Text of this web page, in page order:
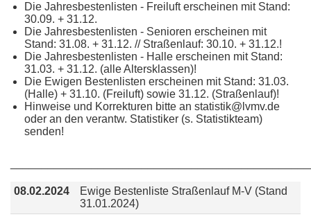
Die Jahresbestenlisten - Freiluft erscheinen mit Stand:
30.09. + 31.12.
Die Jahresbestenlisten - Senioren erscheinen mit
Stand: 31.08. + 31.12. // Straßenlauf: 30.10. + 31.12.!
Die Jahresbestenlisten - Halle erscheinen mit Stand:
31.03. + 31.12. (alle Altersklassen)!
Die Ewigen Bestenlisten erscheinen mit Stand: 31.03.
(Halle) + 31.10. (Freiluft) sowie 31.12. (Straßenlauf)!
Hinweise und Korrekturen bitte an statistik@lvmv.de
oder an den verantw. Statistiker (s. Statistikteam)
senden!
08.02.2024
Ewige Bestenliste Straßenlauf M-V (Stand
31.01.2024)